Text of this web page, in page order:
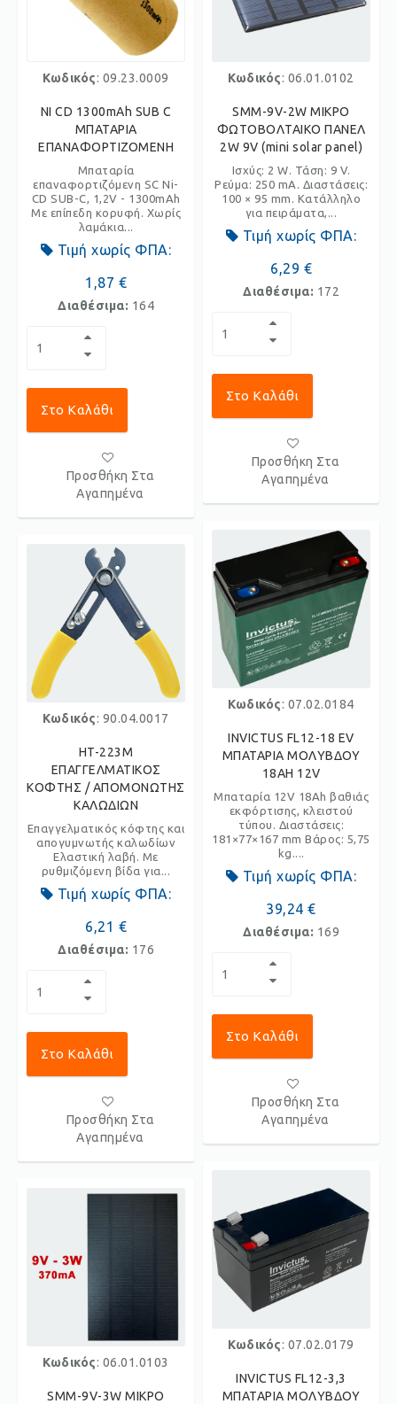
Κωδικός: 09.23.0009
NI CD 1300mAh SUB C
ΜΠΑΤΑΡΙΑ
ΕΠΑΝΑΦΟΡΤΙΖΟΜΕΝΗ
Μπαταρία
επαναφορτιζόμενη SC Ni-
CD SUB-C, 1,2V - 1300mAh
Με επίπεδη κορυφή. Χωρίς
λαμάκια...
Τιμή χωρίς ΦΠΑ:
1,87 €
Διαθέσιμα: 164
Στο Καλάθι
Προσθήκη Στα
Αγαπημένα
Κωδικός: 90.04.0017
HT-223M
ΕΠΑΓΓΕΛΜΑΤΙΚΟΣ
ΚΟΦΤΗΣ / ΑΠΟΜΟΝΩΤΗΣ
ΚΑΛΩΔΙΩΝ
Επαγγελματικός κόφτης και
απογυμνωτής καλωδίων
Ελαστική λαβή. Με
ρυθμιζόμενη βίδα για...
Τιμή χωρίς ΦΠΑ:
6,21 €
Διαθέσιμα: 176
Στο Καλάθι
Προσθήκη Στα
Αγαπημένα
Κωδικός: 06.01.0103
SMM-9V-3W ΜΙΚΡΟ
Κωδικός: 06.01.0102
SMM-9V-2W ΜΙΚΡΟ
ΦΩΤΟΒΟΛΤΑΙΚΟ ΠΑΝΕΛ
2W 9V (mini solar panel)
Ισχύς: 2 W. Τάση: 9 V.
Ρεύμα: 250 mA. Διαστάσεις:
100 × 95 mm. Κατάλληλο
για πειράματα,...
Τιμή χωρίς ΦΠΑ:
6,29 €
Διαθέσιμα: 172
Στο Καλάθι
Προσθήκη Στα
Αγαπημένα
Κωδικός: 07.02.0184
INVICTUS FL12-18 EV
ΜΠΑΤΑΡΙΑ ΜΟΛΥΒΔΟΥ
18AH 12V
Μπαταρία 12V 18Ah βαθιάς
εκφόρτισης, κλειστού
τύπου. Διαστάσεις:
181×77×167 mm Βάρος: 5,75
kg....
Τιμή χωρίς ΦΠΑ:
39,24 €
Διαθέσιμα: 169
Στο Καλάθι
Προσθήκη Στα
Αγαπημένα
Κωδικός: 07.02.0179
INVICTUS FL12-3,3
ΜΠΑΤΑΡΙΑ ΜΟΛΥΒΔΟΥ